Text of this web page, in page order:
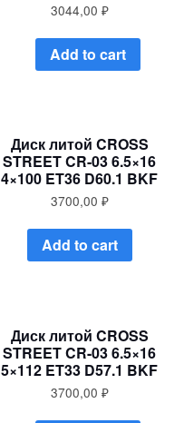
3044,00 ₽
Add to cart
Диск литой CROSS
STREET CR-03 6.5×16
4×100 ET36 D60.1 BKF
3700,00 ₽
Add to cart
Диск литой CROSS
STREET CR-03 6.5×16
5×112 ET33 D57.1 BKF
3700,00 ₽